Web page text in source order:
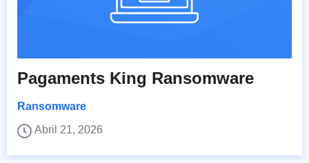
Pagaments King Ransomware
Ransomware
Abril 21, 2026